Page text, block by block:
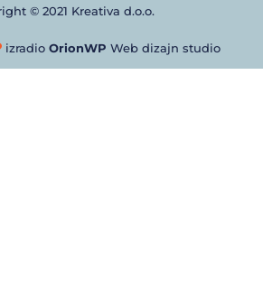
© 2021 Kreativa d.o.o.
izradio OrionWP Web dizajn studio